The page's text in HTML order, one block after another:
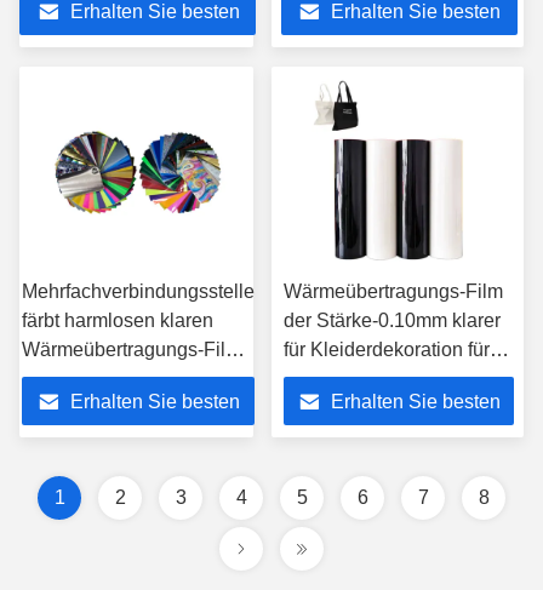
Breite 50 cm
Erhalten Sie besten
Erhalten Sie besten
Mehrfachverbindungsstelle
färbt harmlosen klaren
Wärmeübertragungs-Film
für Kleidung
Erhalten Sie besten
Wärmeübertragungs-Film
der Stärke-0.10mm klarer
für Kleiderdekoration für
Taschen
Erhalten Sie besten
1 2 3 4 5 6 7 8